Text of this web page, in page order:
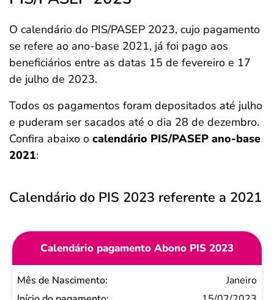
O calendário do PIS/PASEP 2023, cujo pagamento
se refere ao ano-base 2021, já foi pago aos
beneficiários entre as datas 15 de fevereiro e 17
de julho de 2023.
Todos os pagamentos foram depositados até julho
e puderam ser sacados até o dia 28 de dezembro.
Confira abaixo o calendário PIS/PASEP ano-base
2021:
Calendário do PIS 2023 referente a 2021
Calendário pagamento Abono PIS 2023
Mês de
Janeiro